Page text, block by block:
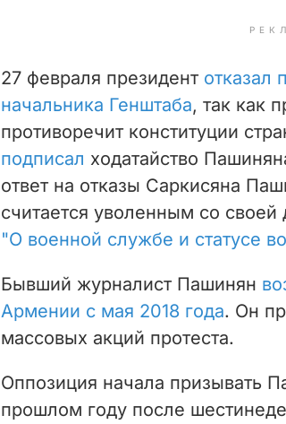
27 февраля президент отказал
начальника Генштаба, так как
противоречит конституции
подписал ходатайство
ответ на отказы Саркисяна
считается уволенным со своей
"О военной службе и статусе
Бывший журналист Пашинян
Армении с мая 2018 года. Он
массовых акций протеста.
Оппозиция начала призывать
прошлом году после